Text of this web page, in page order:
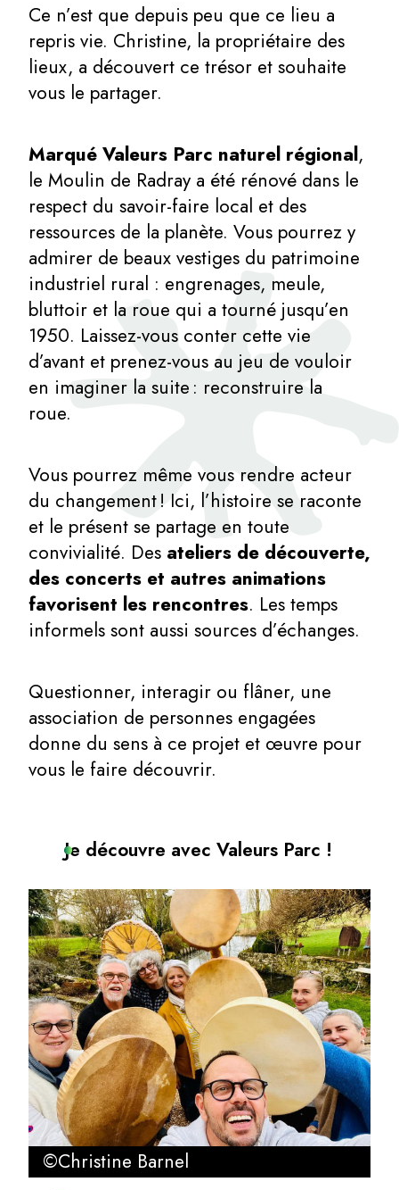
Ce n’est que depuis peu que ce lieu a
repris vie. Christine, la propriétaire des
lieux, a découvert ce trésor et souhaite
vous le partager.
Marqué Valeurs Parc naturel régional,
le Moulin de Radray a été rénové dans le
respect du savoir-faire local et des
ressources de la planète. Vous pourrez y
admirer de beaux vestiges du patrimoine
industriel rural : engrenages, meule,
bluttoir et la roue qui a tourné jusqu’en
1950. Laissez-vous conter cette vie
d’avant et prenez-vous au jeu de vouloir
en imaginer la suite : reconstruire la
roue.
Vous pourrez même vous rendre acteur
du changement ! Ici, l’histoire se raconte
et le présent se partage en toute
convivialité. Des ateliers de découverte,
des concerts et autres animations
favorisent les rencontres. Les temps
informels sont aussi sources d’échanges.
Questionner, interagir ou flâner, une
association de personnes engagées
donne du sens à ce projet et œuvre pour
vous le faire découvrir.
Je découvre avec Valeurs Parc !
©Christine Barnel